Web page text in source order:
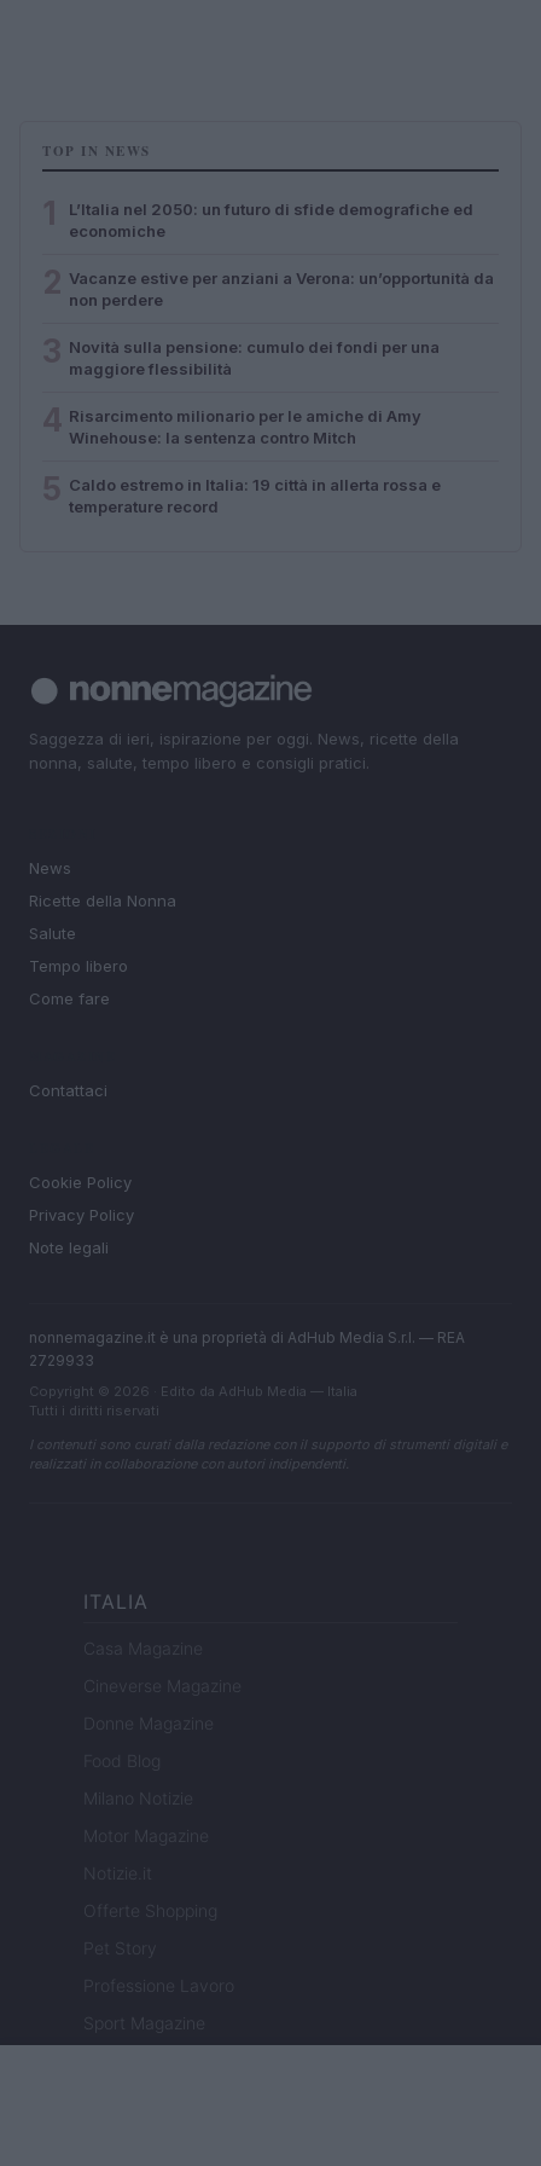
TOP IN NEWS
L’Italia nel 2050: un futuro di sfide demografiche ed
economiche
Vacanze estive per anziani a Verona: un’opportunità da
non perdere
Novità sulla pensione: cumulo dei fondi per una
maggiore flessibilità
Risarcimento milionario per le amiche di Amy
Winehouse: la sentenza contro Mitch
Caldo estremo in Italia: 19 città in allerta rossa e
temperature record
Saggezza di ieri, ispirazione per oggi. News, ricette della
nonna, salute, tempo libero e consigli pratici.
News
Ricette della Nonna
Salute
Tempo libero
Come fare
Contattaci
Cookie Policy
Privacy Policy
Note legali
nonnemagazine.it è una proprietà di AdHub Media S.r.l. — REA
2729933
Copyright © 2026 · Edito da AdHub Media — Italia
Tutti i diritti riservati
I contenuti sono curati dalla redazione con il supporto di strumenti digitali e
realizzati in collaborazione con autori indipendenti.
ITALIA
Casa Magazine
Cineverse Magazine
Donne Magazine
Food Blog
Milano Notizie
Motor Magazine
Notizie.it
Offerte Shopping
Professione Lavoro
Sport Magazine